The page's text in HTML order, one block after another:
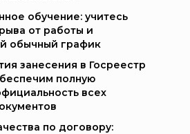
обучение: учитесь
от работы и
обычный график
занесения в Госреестр
полную
всех
по договору: